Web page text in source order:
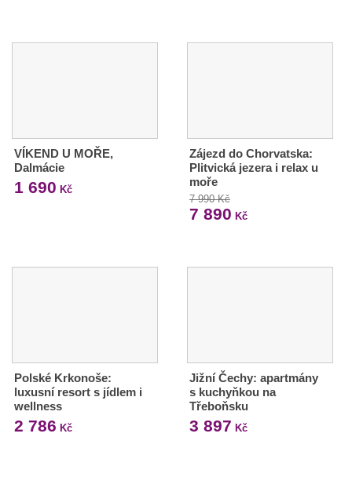
VÍKEND U MOŘE,
Dalmácie
1 690 Kč
Zájezd do Chorvatska:
Plitvická jezera i relax u
moře
7 990 Kč
7 890 Kč
Polské Krkonoše:
luxusní resort s jídlem i
wellness
2 786 Kč
Jižní Čechy: apartmány
s kuchyňkou na
Třeboňsku
3 897 Kč